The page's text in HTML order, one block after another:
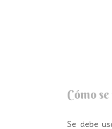
Cómo
Se debe